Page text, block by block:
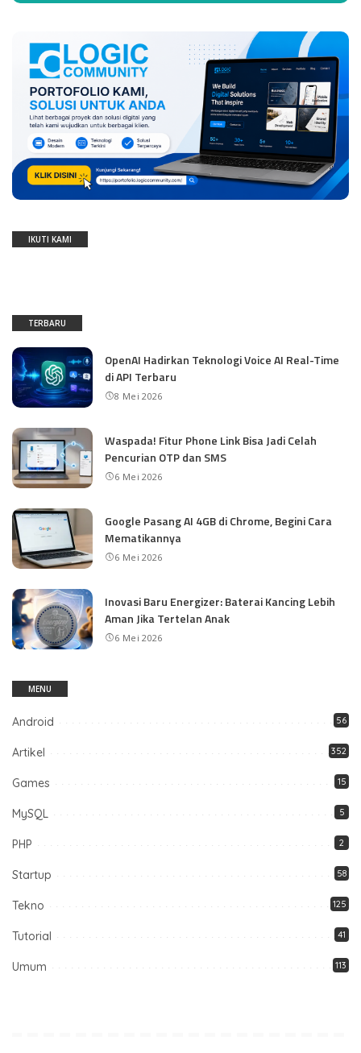
IKUTI KAMI
TERBARU
OpenAI Hadirkan Teknologi Voice AI Real-Time
di API Terbaru
8 Mei 2026
Waspada! Fitur Phone Link Bisa Jadi Celah
Pencurian OTP dan SMS
6 Mei 2026
Google Pasang AI 4GB di Chrome, Begini Cara
Mematikannya
6 Mei 2026
Inovasi Baru Energizer: Baterai Kancing Lebih
Aman Jika Tertelan Anak
6 Mei 2026
MENU
Android 56
Artikel 352
Games 15
MySQL 5
PHP 2
Startup 58
Tekno 125
Tutorial 41
Umum 113